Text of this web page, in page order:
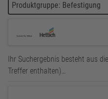
Produktgruppe: Befestigung
Ihr Suchergebnis besteht aus
Treffer enthalten)…